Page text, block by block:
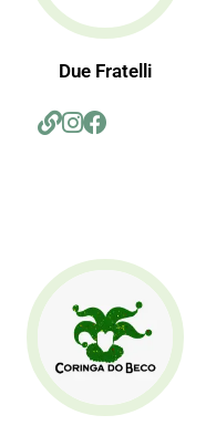
Due Fratelli